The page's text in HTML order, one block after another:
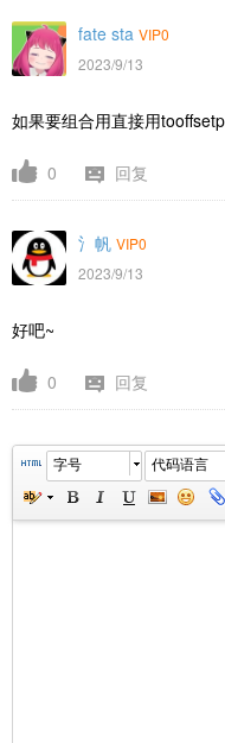
fate sta VIP0
2023/9/13
如果要组合用直接用
0 回复
氵帆 VIP0
2023/9/13
好吧~
0 回复
字号 代码语言